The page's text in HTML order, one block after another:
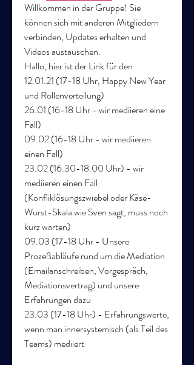
Willkommen in der Gruppe! Sie
können sich mit anderen Mitgliedern
verbinden, Updates erhalten und
Videos austauschen.
Hallo, hier ist der Link für den
12.01.21 (17-18 Uhr, Happy New Year
und Rollenverteilung)
26.01 (16-18 Uhr - wir mediieren eine
Fall)
09.02 (16-18 Uhr - wir mediieren
einen Fall)
23.02 (16.30-18.00 Uhr) - wir
mediieren einen Fall
(Konfliklösungszwiebel oder Käse-
Wurst-Skala wie Sven sagt, muss noch
kurz warten)
09.03 (17-18 Uhr - Unsere
Prozeßabläufe rund um die Mediation
(Emailanschreiben, Vorgespräch,
Mediationsvertrag) und unsere
Erfahrungen dazu
23.03 (17-18 Uhr) - Erfahrungswerte,
wenn man innersystemisch (als Teil des
Teams) mediiert